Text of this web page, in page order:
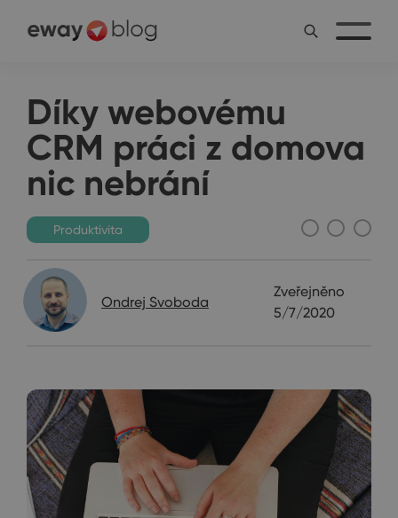
Díky webovému
CRM práci z domova
nic nebrání
Produktivita
Ondrej Svoboda
Zveřejněno
5/7/2020